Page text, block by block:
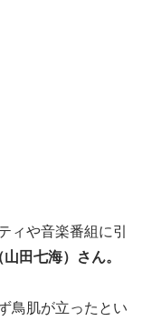
ィや音楽番組に引
田七海）さん。
鳥肌が立ったとい